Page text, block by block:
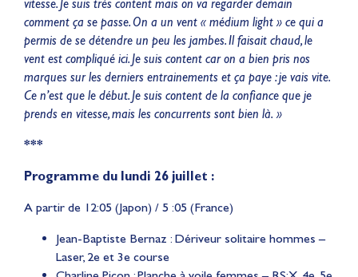
vitesse. Je suis très content mais on va regarder demain
comment ça se passe. On a un vent « médium light » ce qui a
permis de se détendre un peu les jambes. Il faisait chaud, le
vent est compliqué ici. Je suis content car on a bien pris nos
marques sur les derniers entrainements et ça paye : je vais vite.
Ce n’est que le début. Je suis content de la confiance que je
prends en vitesse, mais les concurrents sont bien là. »
***
Programme du lundi 26 juillet :
A partir de 12:05 (Japon) / 5 :05 (France)
Jean-Baptiste Bernaz : Dériveur solitaire hommes –
Laser, 2e et 3e course